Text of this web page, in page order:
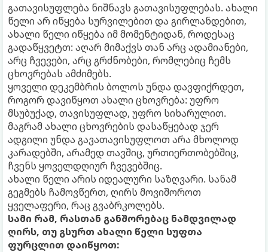
გათავისუფლება ნიშნავს გათავისუფლებას. ახალი
წელი არ იწყება სურვილებით და გირლანდებით,
ახალი წელი იწყება იმ მომენტიდან, როდესაც
გადაწყვეტთ: აღარ მიმაქვს თან არც ადამიანები,
არც ჩვევები, არც გრძნობები, რომლებიც ჩემს
ცხოვრებას ამძიმებს.
ყოველი დეკემბრის ბოლოს უნდა დავფიქრდეთ,
როგორ დავიწყოთ ახალი ცხოვრება: უფრო
მსუბუქად, თავისუფლად, უფრო სიხარულით.
მაგრამ ახალი ცხოვრების დასაწყებად ჯერ
ადგილი უნდა გავათავისუფლოთ არა მხოლოდ
კარადებში, არამედ თავშიც, ურთიერთობებშიც,
ჩვენს ყოველდღიურ ჩვევებშიც.
ახალი წელი არის იდეალური საზღვარი. სანამ
გეგმებს ჩამოვწერთ, ღირს მოვიშოროთ
ყველაფერი, რაც გვაბრკოლებს.
სამი რამ, რასთან განშორებაც ნამდვილად
ღირს, თუ გსურთ ახალი წელი სუფთა
ფურცლით დაიწყოთ: